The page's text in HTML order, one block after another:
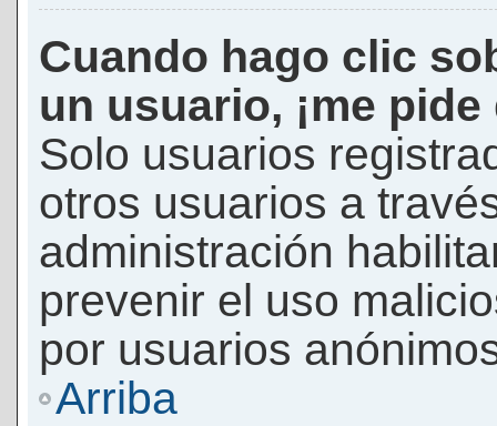
Cuando hago clic
un usuario, ¡me
Solo usuarios
otros usuarios a
administración
prevenir el uso
por usuarios
Arriba